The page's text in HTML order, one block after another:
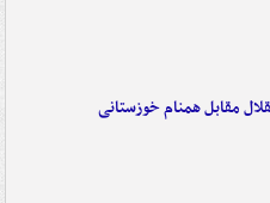
مقابل همنام خوزستانی